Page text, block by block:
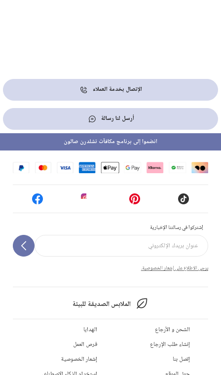
الإتصال بخدمة العملاء
أرسل لنا رسالة
إشتركوا في رسالتنا الإخبارية
يرجى الاطلاع على إشعار الخصوصية.
الملابس الصديقة للبيئة
انضموا إلى برنامج مكافآت تشلدرن صالون
الشحن و الأرجاع
إنشاء طلب الإرجاع
إتصل بنا
الهدايا
فرص العمل
إشعار الخصوصية